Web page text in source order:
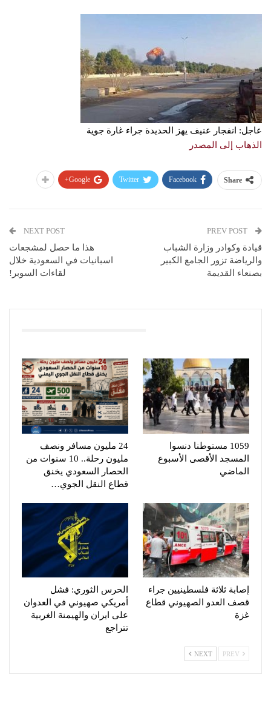
عاجل: انفجار عنيف يهز الحديدة جراء غارة جوية
الذهاب إلى المصدر
Share
Facebook
Twitter
Google+
قيادة وكوادر وزارة الشباب
والرياضة تزور الجامع الكبير
بصنعاء القديمة
NEXT POST
هذا ما حصل لمشجعات
اسبانيات في السعودية خلال
لقاءات السوبر!
1059 مستوطنا دنسوا
المسجد الأقصى الأسبوع
الماضي
24 مليون مسافر ونصف
مليون رحلة.. 10 سنوات من
الحصار السعودي يخنق
قطاع النقل الجوي…
إصابة ثلاثة فلسطينيين جراء
قصف العدو الصهيوني قطاع
غزة
الحرس الثوري: فشل
أمريكي صهيوني في العدوان
على ايران والهيمنة الغربية
تتراجع
NEXT